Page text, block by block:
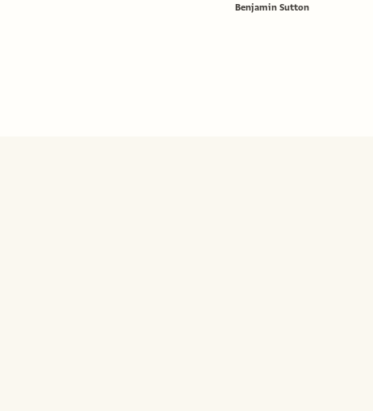
Benjamin Sutton